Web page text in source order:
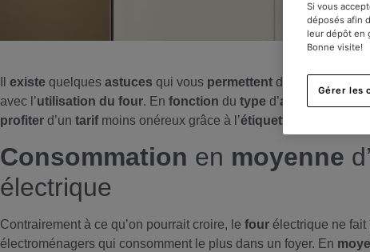
existe quelques astuces qui vous permettent de réduire le
avec l’utilisation du four. En fonction du type d’appareil
profiter d’un tarifmoins onéreux grâce à l’étiquette énergie
Consommation en moyenne
électrique
Contrairement à ce qu’on pourrait croire, le four électrique ne fait
électroménagers qui consomment le plus dans un foyer. En
Si vous
déposés afin
leur dépôt en
Bonne visite!
Gérer les